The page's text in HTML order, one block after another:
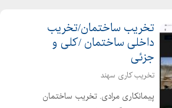
تخریب ساختمان/تخریب
داخلی ساختمان /کلی و
جزئی
تخریب کاری سهند
پیمانکاری مرادی. تخریب ساختمان